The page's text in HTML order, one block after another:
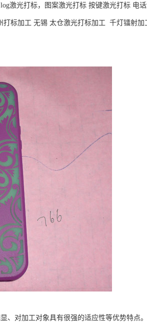
激光打标，图案激光打标 按键激光打标 电
标加工 无锡 太仓激光打标加工 千灯镭射
、对加工对象具有很强的适应性等优势特点